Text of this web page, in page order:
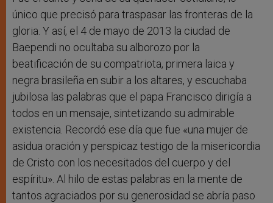
único que precisó para traspasar las fronteras de la
gloria. Y así, el 4 de mayo de 2013 la ciudad de
Baependi no ocultaba su alborozo por la
beatificación de su compatriota, primera laica y
negra brasileña en subir a los altares, y escuchaba
jubilosa las palabras que el papa Francisco dirigía a
todos en un mensaje, sintetizando su admirable
existencia. Recordó ese día que fue «una mujer de
asidua oración y perspicaz testigo de la misericordia
de Cristo con los necesitados del cuerpo y del
espíritu». Al hilo de estas palabras en la mente de
tantos agraciados por su generosidad se abría paso